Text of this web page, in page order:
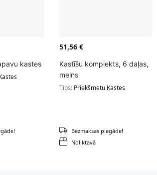
kastes
51,56 €
Kastīšu komplekts, 6 daļas,
melns
Tips: Priekšmetu Kastes
Noliktavā
Bezmaksas piegāde!